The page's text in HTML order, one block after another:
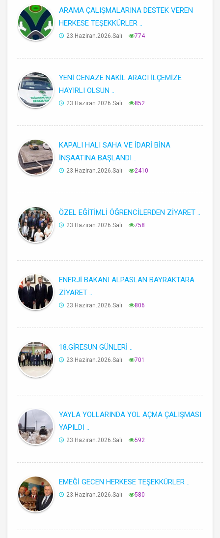
ARAMA ÇALIŞMALARINA DESTEK VEREN
HERKESE TEŞEKKÜRLER ..
23.Haziran.2026.Salı 774
YENİ CENAZE NAKİL ARACI İLÇEMİZE
HAYIRLI OLSUN ..
23.Haziran.2026.Salı 852
KAPALI HALI SAHA VE İDARİ BİNA
İNŞAATINA BAŞLANDI ..
23.Haziran.2026.Salı 2410
ÖZEL EĞİTİMLİ ÖĞRENCİLERDEN ZİYARET ..
23.Haziran.2026.Salı 758
ENERJİ BAKANI ALPASLAN BAYRAKTARA
ZİYARET ..
23.Haziran.2026.Salı 806
18.GİRESUN GÜNLERİ ..
23.Haziran.2026.Salı 701
YAYLA YOLLARINDA YOL AÇMA ÇALIŞMASI
YAPILDI ..
23.Haziran.2026.Salı 592
EMEĞİ GECEN HERKESE TEŞEKKÜRLER ..
23.Haziran.2026.Salı 580